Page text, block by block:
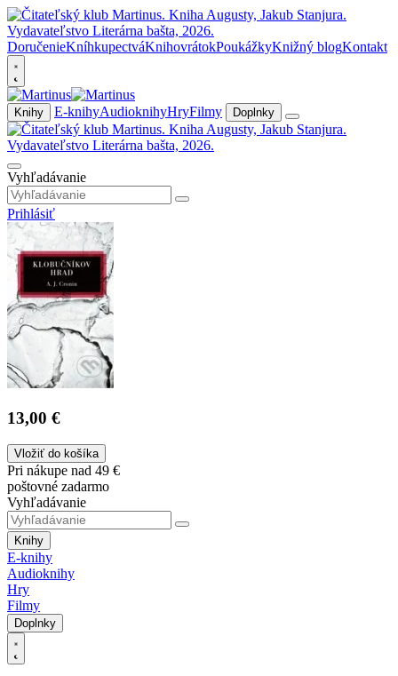
DoručenieKníhkupectváKnihovrátokPoukážkyKnižný blogKontakt
Knihy E-knihyAudioknihyHryFilmy Doplnky
Vyhľadávanie
Prihlásiť
13,00 €
Vložiť do košíka
Pri nákupe nad 49 €
poštovné zadarmo
Vyhľadávanie
Knihy
E-knihy
Audioknihy
Hry
Filmy
Doplnky